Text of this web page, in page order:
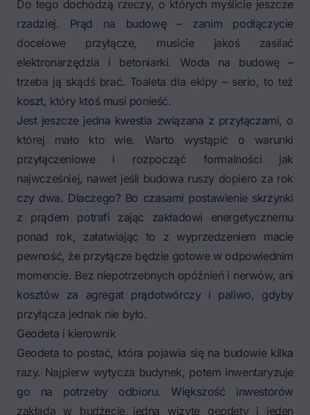
Do tego dochodzą rzeczy, o których myślicie jeszcze
rzadziej. Prąd na budowę – zanim podłączycie
docelowe przyłącze, musicie jakoś zasilać
elektronarzędzia i betoniarki. Woda na budowę –
trzeba ją skądś brać. Toaleta dla ekipy – serio, to też
koszt, który ktoś musi ponieść.
Jest jeszcze jedna kwestia związana z przyłączami, o
której mało kto wie. Warto wystąpić o warunki
przyłączeniowe i rozpocząć formalności jak
najwcześniej, nawet jeśli budowa ruszy dopiero za rok
czy dwa. Dlaczego? Bo czasami postawienie skrzynki
z prądem potrafi zając zakładowi energetycznemu
ponad rok, załatwiając to z wyprzedzeniem macie
pewność, że przyłącze będzie gotowe w odpowiednim
momencie. Bez niepotrzebnych opóźnień i nerwów, ani
kosztów za agregat prądotwórczy i paliwo, gdyby
przyłącza jednak nie było.
Geodeta i kierownik
Geodeta to postać, która pojawia się na budowie kilka
razy. Najpierw wytycza budynek, potem inwentaryzuje
go na potrzeby odbioru. Większość inwestorów
zakłada w budżecie jedną wizytę geodety i jeden